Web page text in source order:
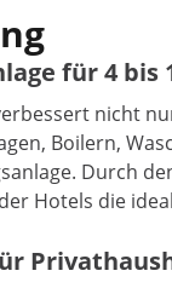
für 4 bis
nicht
Boilern,
Durch
Hotels die